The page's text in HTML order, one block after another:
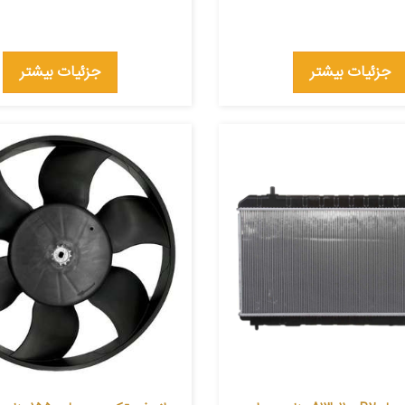
جزئیات بیشتر جزئیات بیشتر